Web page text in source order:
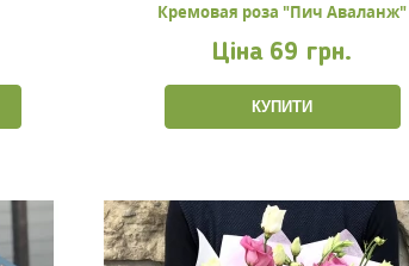
Кремовая роза "Пич Аваланж"
Ціна 69 грн.
КУПИТИ